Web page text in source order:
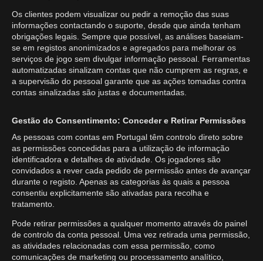
Os clientes podem visualizar ou pedir a remoção das suas
informações contactando o suporte, desde que ainda tenham
obrigações legais. Sempre que possível, as análises baseiam-
se em registos anonimizados e agregados para melhorar os
serviços de jogo sem divulgar informação pessoal. Ferramentas
automatizadas sinalizam contas que não cumprem as regras, e
a supervisão do pessoal garante que as ações tomadas contra
contas sinalizadas são justas e documentadas.
Gestão do Consentimento: Conceder e Retirar Permissões
As pessoas com contas em Portugal têm controlo direto sobre
as permissões concedidas para a utilização de informação
identificadora e detalhes de atividade. Os jogadores são
convidados a rever cada pedido de permissão antes de avançar
durante o registo. Apenas as categorias às quais a pessoa
consentiu explicitamente são ativadas para recolha e
tratamento.
Pode retirar permissões a qualquer momento através do painel
de controlo da conta pessoal. Uma vez retirada uma permissão,
as atividades relacionadas com essa permissão, como
comunicações de marketing ou processamento analítico,